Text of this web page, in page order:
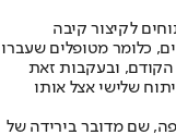
הבריאות, כ־1,000 מהניתוחים לקיצור קיבה
כלומר מטופלים שעברו
ובעקבות זאת
שלישי אצל אותו
שם מדובר בירידה של